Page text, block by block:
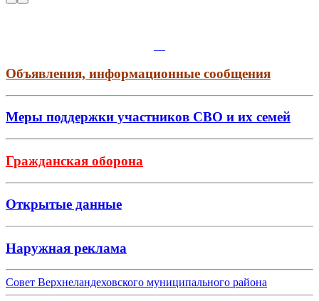
Объявления, информационные сообщения
Меры поддержки участников СВО и их семей
Гражданская оборона
Открытые данные
Наружная реклама
Совет Верхнеландеховского муниципального района